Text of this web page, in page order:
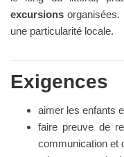
excursions organisées.
une particularité locale.
Exigences
aimer les enfants
faire preuve de
communication et